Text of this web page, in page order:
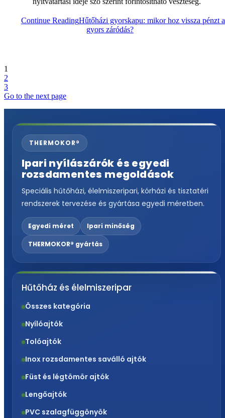
Continue ReadingHűtőházi gyorskapu: mikor hoz vissza pénzt a
gyors záródás?
1
2
3
Go to the next page
THERMOKOR®
Ipari nyílászárók és egyedi
rozsdamentes megoldások
Speciális hűtőházi, élelmiszeripari, kórházi és tisztatéri
rendszerek tervezése és gyártása egyedi méretben.
Egyedi méret Ipari minőség
THERMOKOR® gyártás
Hűtőház és élelmiszeripar
Összes kategória
Nyílóajtók
Tolóajtók
Inox rozsdamentes saválló ajtók
Füst és légtömör ajtók
Lengőajtók
PVC szalagfüggönyök